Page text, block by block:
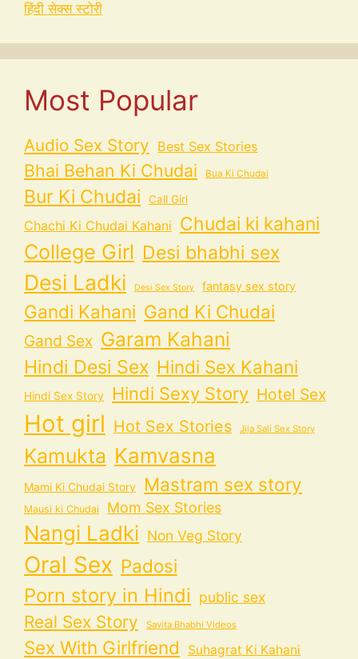
हिंदी सेक्स स्टोरी
Most Popular
Audio Sex Story Best Sex Stories
Bhai Behan Ki Chudai Bua Ki Chudai
Bur Ki Chudai Call Girl
Chachi Ki Chudai Kahani Chudai ki kahani
College Girl Desi bhabhi sex
Desi Ladki Desi Sex Story fantasy sex story
Gandi Kahani Gand Ki Chudai
Gand Sex Garam Kahani
Hindi Desi Sex Hindi Sex Kahani
Hindi Sex Story Hindi Sexy Story Hotel Sex
Hot girl Hot Sex Stories Jija Sali Sex Story
Kamukta Kamvasna
Mami Ki Chudai Story Mastram sex story
Mausi ki Chudai Mom Sex Stories
Nangi Ladki Non Veg Story
Oral Sex Padosi
Porn story in Hindi public sex
Real Sex Story Savita Bhabhi Videos
Sex With Girlfriend Suhagrat Ki Kahani